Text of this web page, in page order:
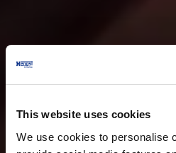
This website uses cookies
We use cookies to personalise